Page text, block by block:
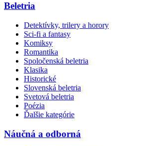
Beletria
Detektívky, trilery a horory
Sci-fi a fantasy
Komiksy
Romantika
Spoločenská beletria
Klasika
Historické
Slovenská beletria
Svetová beletria
Poézia
Ďalšie kategórie
Náučná a odborná